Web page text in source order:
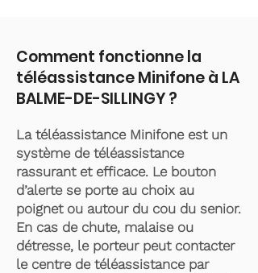
Comment fonctionne la
téléassistance Minifone à LA
BALME-DE-SILLINGY ?
La téléassistance Minifone est un
système de téléassistance
rassurant et efficace. Le bouton
d’alerte se porte au choix au
poignet ou autour du cou du senior.
En cas de chute, malaise ou
détresse, le porteur peut contacter
le centre de téléassistance par